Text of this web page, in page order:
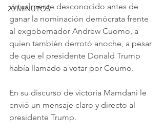
20 MINUTOS
virtualmente desconocido antes de
ganar la nominación demócrata frente
al exgobernador Andrew Cuomo, a
quien también derrotó anoche, a pesar
de que el presidente Donald Trump
había llamado a votar por Coumo.
En su discurso de victoria Mamdani le
envió un mensaje claro y directo al
presidente Trump.